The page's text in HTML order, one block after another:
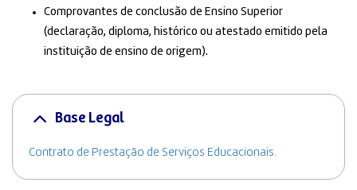
Comprovantes de conclusão de Ensino Superior
(declaração, diploma, histórico ou atestado emitido pela
instituição de ensino de origem).
Base Legal
Contrato de Prestação de Serviços Educacionais.